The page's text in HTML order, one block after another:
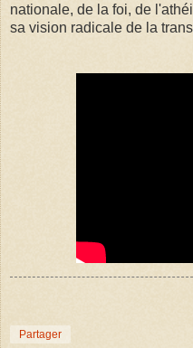
nationale, de la foi, de
sa vision radicale de la
Partager